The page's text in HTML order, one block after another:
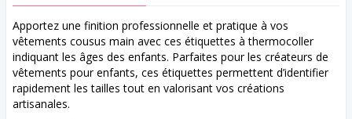
Apportez une finition professionnelle et pratique à vos
vêtements cousus main avec ces étiquettes à thermocoller
indiquant les âges des enfants. Parfaites pour les créateurs de
vêtements pour enfants, ces étiquettes permettent d’identifier
rapidement les tailles tout en valorisant vos créations
artisanales.